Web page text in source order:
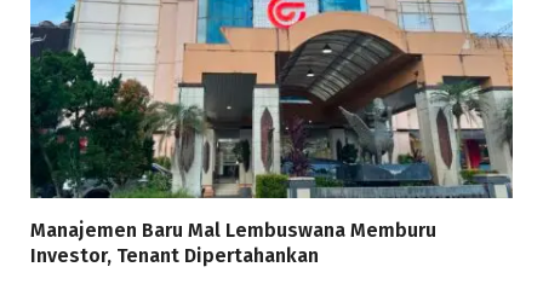
Manajemen Baru Mal Lembuswana Memburu
Investor, Tenant Dipertahankan